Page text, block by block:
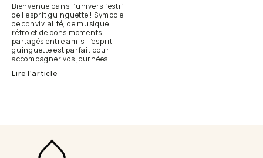
Bienvenue dans l’univers festif
de l’esprit guinguette ! Symbole
de convivialité, de musique
rétro et de bons moments
partagés entre amis, l’esprit
guinguette est parfait pour
accompagner vos journées…
Lire l'article